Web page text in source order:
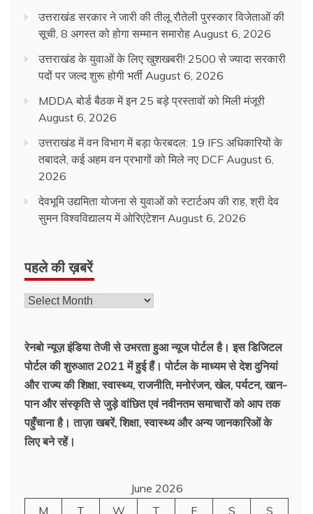
उत्तराखंड सरकार ने जारी की तीलू रौतेली पुरस्कार विजेताओं की
सूची, 8 अगस्त को होगा सम्मान समारोह August 6, 2026
उत्तराखंड के युवाओं के लिए खुशखबरी! 2500 से ज्यादा सरकारी
पदों पर जल्द शुरू होगी भर्ती August 6, 2026
MDDA बोर्ड बैठक में इन 25 बड़े प्रस्तावों को मिली मंजूरी
August 6, 2026
उत्तराखंड में वन विभाग में बड़ा फेरबदल: 19 IFS अधिकारियों के
तबादले, कई अहम वन प्रभागों को मिले नए DCF August 6,
2026
देवभूमि उद्यमिता योजना से युवाओं को स्टार्टअप की राह, श्री देव
सुमन विश्वविद्यालय में ओरिएंटेशन August 6, 2026
पहले की ख़बरें
पहले
रेनबो न्यूज़ इंडिया तेजी से उभरता हुआ न्‍यूज पोर्टल है। इस डिजिटल
पोर्टल की शुरुआत 2021 में हुई हैं। पोर्टल के माध्यम से देश दुनियां
और राज्य की शिक्षा, स्वास्थ्य, राजनीति, मनोरंजन, खेल, पर्यटन, खान-
पान और संस्कृति से जुड़े वांछित एवं नवीनतम समाचारों को आप तक
पहुँचाना है। ताज़ा खबरें, शिक्षा, स्वास्थ्य और अन्य जानकारिओं के
लिए बने रहें।
June 2026
M
T W T F S
S